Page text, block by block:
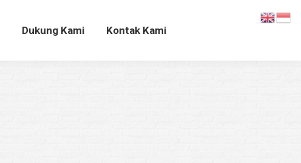
Dukung Kami Kontak Kami
Dukung Kami Kontak Kami